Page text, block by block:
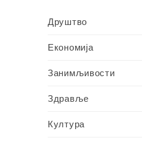
Друштво
Економија
Занимљивости
Здравље
Култура